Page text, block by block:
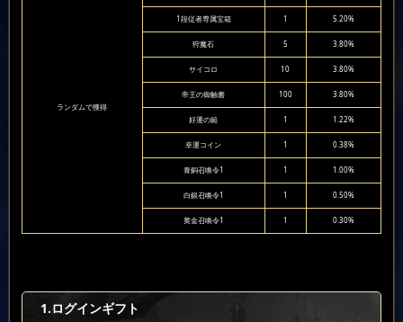
ランダムで獲得
1段従者専属宝箱 1 5.20%
狩魔石 5 3.80%
サイコロ 10 3.80%
帝王の御触書 100 3.80%
好運の鎚 1 1.22%
幸運コイン 1 0.38%
青銅召喚令1 1 1.00%
白銀召喚令1 1 0.50%
黄金召喚令1 1 0.30%
1.ログインギフト